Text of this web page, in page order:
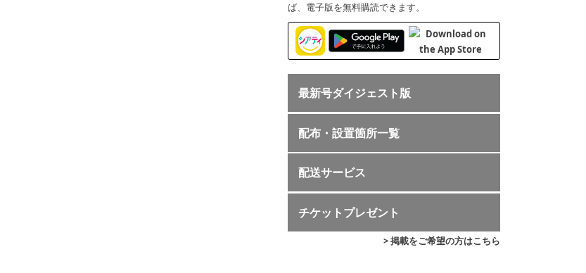
ば、電子版を無料購読できます。
最新号ダイジェスト版
配布・設置箇所一覧
配送サービス
チケットプレゼント
> 掲載をご希望の方はこちら